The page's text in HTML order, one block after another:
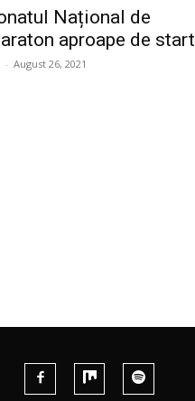
Național de
aproape de start
- August 26, 2021